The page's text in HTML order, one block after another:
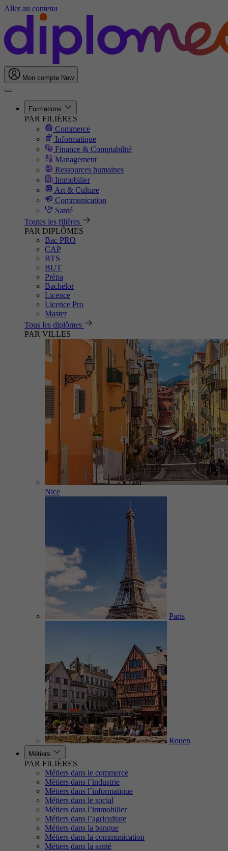
Aller au contenu
Mon compte New
Formations
PAR FILIÈRES
Commerce
Informatique
Finance & Comptabilité
Management
Ressources humaines
Immobilier
Art & Culture
Communication
Santé
Toutes les filières
PAR DIPLÔMES
Bac PRO
CAP
BTS
BUT
Prépa
Bachelor
Licence
Licence Pro
Master
Tous les diplômes
PAR VILLES
Nice
Paris
Rouen
Métiers
PAR FILIÈRES
Métiers dans le commerce
Métiers dans l’industrie
Métiers dans l’informatique
Métiers dans le social
Métiers dans l’immobilier
Métiers dans l’agriculture
Métiers dans la banque
Métiers dans la communication
Métiers dans la santé